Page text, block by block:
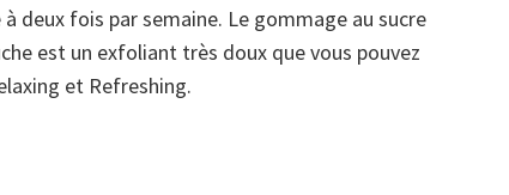
deux fois par semaine. Le gommage au sucre
est un exfoliant très doux que vous pouvez
et Refreshing.